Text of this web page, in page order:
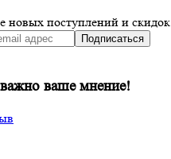
новых поступлений и скидок
Подписаться
ваше мнение!